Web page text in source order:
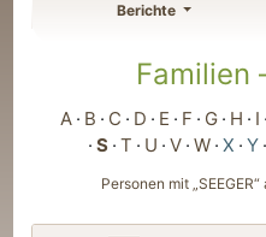
Berichte
A B C D E F G H I
S T U V W X Y
Personen mit „SEEGER“